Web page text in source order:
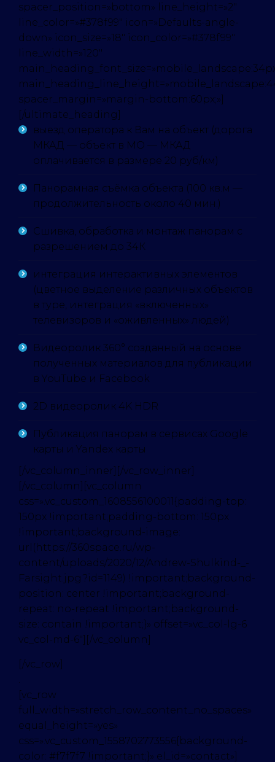
spacer_position=»bottom» line_height=»2″
line_color=»#378f99″ icon=»Defaults-angle-
down» icon_size=»18″ icon_color=»#378f99″
line_width=»120″
spacer_margin=»margin-bottom:60px;»]
[/ultimate_heading]
выезд оператора к Вам на объект (дорога
МКАД — объект в МО — МКАД
оплачивается в размере 20 руб/км)
Панорамная съёмка объекта (100 кв.м —
продолжительность около 40 мин.)
Сшивка, обработка и монтаж панорам с
разрешением до 34К
интеграция интерактивных элементов
(цветное выделение различных объектов
в туре, интеграция «включенных»
телевизоров и «оживленных» людей)
Видеоролик 360° созданный на основе
полученных материалов для публикации
в YouTube и Facebook
2D видеоролик 4K HDR
Публикация панорам в сервисах Google
карты и Yandex карты
[/vc_column_inner][/vc_row_inner]
[/vc_column][vc_column
css=».vc_custom_1608556100011{padding-top:
150px !important;padding-bottom: 150px
!important;background-image:
url(https://360space.ru/wp-
content/uploads/2020/12/Andrew-Shulkind-_-
Farsight.jpg?id=1149) !important;background-
position: center !important;background-
repeat: no-repeat !important;background-
size: contain !important;}» offset=»vc_col-lg-6
vc_col-md-6″][/vc_column]
[/vc_row]
[vc_row
full_width=»stretch_row_content_no_spaces»
equal_height=»yes»
css=».vc_custom_1558702773556{background-
color: #f7f7f7 !important;}» el_id=»contact»]